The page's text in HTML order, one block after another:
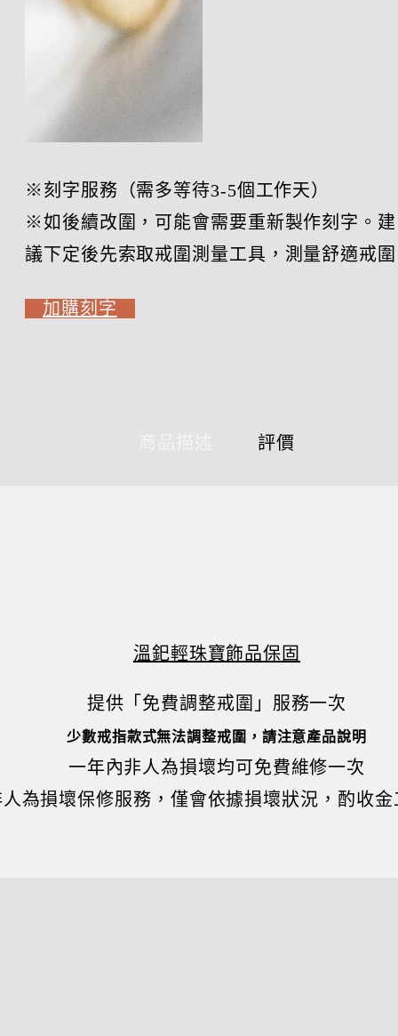
※刻字服務（需多等待3-5個工作天）
※如後續改圍，可能會需要重新製作刻字。建
議下定後先索取戒圍測量工具，測量舒適戒圍
加購刻字
評價
溫釲輕珠寶飾品保固
提供「免費調整戒圍」服務一次
少數戒指款式無法調整戒圍，請注意產品說明
一年內非人為損壞均可免費維修一次
為損壞保修服務，僅會依據損壞狀況，酌收